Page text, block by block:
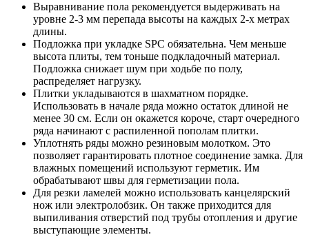
Выравнивание пола рекомендуется выдерживать на
уровне 2-3 мм перепада высоты на каждых 2-х метрах
длины.
Подложка при укладке SPC обязательна. Чем меньше
высота плиты, тем тоньше подкладочный материал.
Подложка снижает шум при ходьбе по полу,
распределяет нагрузку.
Плитки укладываются в шахматном порядке.
Использовать в начале ряда можно остаток длиной не
менее 30 см. Если он окажется короче, старт очередного
ряда начинают с распиленной пополам плитки.
Уплотнять ряды можно резиновым молотком. Это
позволяет гарантировать плотное соединение замка. Для
влажных помещений используют герметик. Им
обрабатывают швы для герметизации пола.
Для резки ламелей можно использовать канцелярский
нож или электролобзик. Он также приходится для
выпиливания отверстий под трубы отопления и другие
выступающие элементы.